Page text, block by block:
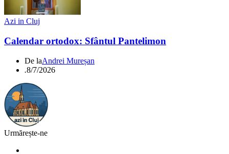
Azi in Cluj
Calendar ortodox: Sfântul Pantelimon
De laAndrei Mureșan
.8/7/2026
Urmărește-ne